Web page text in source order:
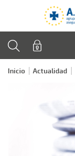
Inicio Actualidad